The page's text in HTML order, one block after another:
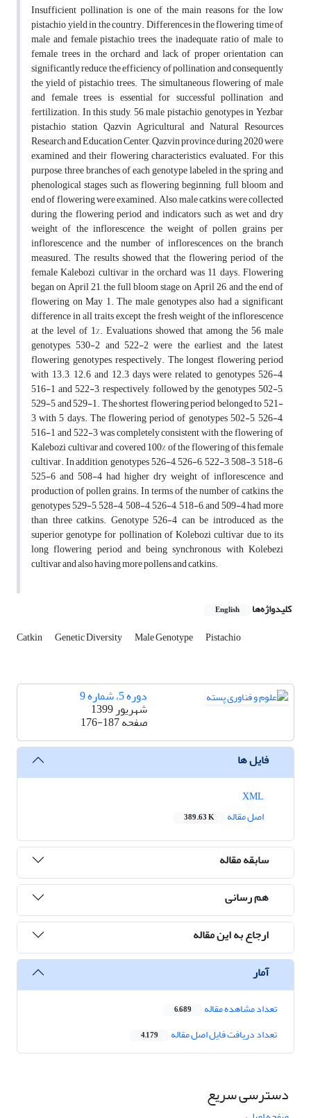
Insufficient pollination is one of the main reasons for the low
pistachio yield in the country. Differences in the flowering time of
male and female pistachio trees, the inadequate ratio of male to
female trees in the orchard and lack of proper orientation can
significantly reduce the efficiency of pollination and consequently
the yield of pistachio trees. The simultaneous flowering of male
and female trees is essential for successful pollination and
fertilization. In this study, 56 male pistachio genotypes in Yezbar
pistachio station, Qazvin Agricultural and Natural Resources
Research and Education Center,Qazvin province during 2020 were
examined and their flowering characteristics evaluated. For this
purpose, three branches of each genotype labeled in the spring and
phenological stages such as flowering beginning, full bloom and
end of flowering were examined. Also, male catkins were collected
during the flowering period and indicators such as wet and dry
weight of the inflorescence, the weight of pollen grains per
inflorescence and the number of inflorescences on the branch
measured. The results showed that the flowering period of the
female Kalebozi cultivar in the orchard was 11 days. Flowering
began on April 21, the full bloom stage on April 26, and the end of
flowering on May 1. The male genotypes also had a significant
difference in all traits except the fresh weight of the inflorescence
at the level of 1%. Evaluations showed that among the 56 male
genotypes, 530-2 and 522-2 were the earliest and the latest
flowering genotypes, respectively. The longest flowering period
with 13.3, 12.6 and 12.3 days were related to genotypes 526-4,
516-1 and 522-3, respectively, followed by the genotypes 502-5,
529-5 and 529-1. The shortest flowering period belonged to 521-
3 with 5 days. The flowering period of genotypes 502-5, 526-4,
516-1 and 522-3 was completely consistent with the flowering of
Kalebozi cultivar and covered 100% of the flowering of this female
cultivar. In addition, genotypes 526-4, 526-6, 522-3, 508-3, 518-6,
525-6 and 508-4 had higher dry weight of inflorescence and
production of pollen grains. In terms of the number of catkins, the
genotypes 529-5, 528-4, 508-4, 526-4, 518-6, and 509-4 had more
than three catkins. Genotype 526-4 can be introduced as the
superior genotype for pollination of Kolebozi cultivar due to its
long flowering period and being synchronous with Kolebezi
cultivar and also having more pollens and catkins.
کلیدواژه‌ها English
Catkin Genetic Diversity Male Genotype Pistachio
دوره 5، شماره 9
شهریور 1399
صفحه176-187
فایل ها
اصل مقاله
389.63 K
سابقه مقاله
هم رسانی
ارجاع به این مقاله
آمار
تعداد مشاهده مقاله 6,689
تعداد دریافت فایل اصل مقاله 4,179
دسترسی سریع